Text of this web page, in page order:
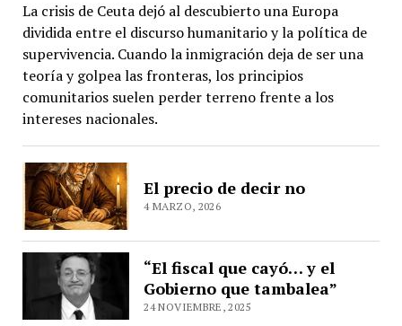
La crisis de Ceuta dejó al descubierto una Europa
dividida entre el discurso humanitario y la política de
supervivencia. Cuando la inmigración deja de ser una
teoría y golpea las fronteras, los principios
comunitarios suelen perder terreno frente a los
intereses nacionales.
El precio de decir no
4 MARZO, 2026
“El fiscal que cayó… y el
Gobierno que tambalea”
24 NOVIEMBRE, 2025